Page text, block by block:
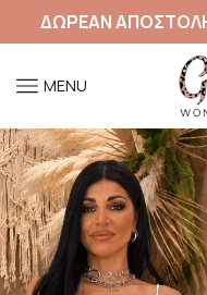
ΔΩΡΕΑΝ
MENU